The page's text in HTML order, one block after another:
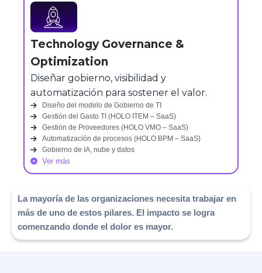
Technology Governance &
Optimization
Diseñar gobierno, visibilidad y
automatización para sostener el valor.
Diseño del modelo de Gobierno de TI
Gestión del Gasto TI (HOLO ITEM – SaaS)
Gestión de Proveedores (HOLO VMO – SaaS)
Automatización de procesos (HOLO BPM – SaaS)
Gobierno de IA, nube y datos
Ver más
La mayoría de las organizaciones necesita trabajar en
más de uno de estos pilares. El impacto se logra
comenzando donde el dolor es mayor.